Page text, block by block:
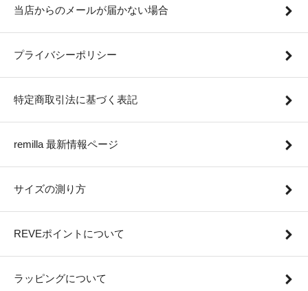
当店からのメールが届かない場合
プライバシーポリシー
特定商取引法に基づく表記
remilla 最新情報ページ
サイズの測り方
REVEポイントについて
ラッピングについて